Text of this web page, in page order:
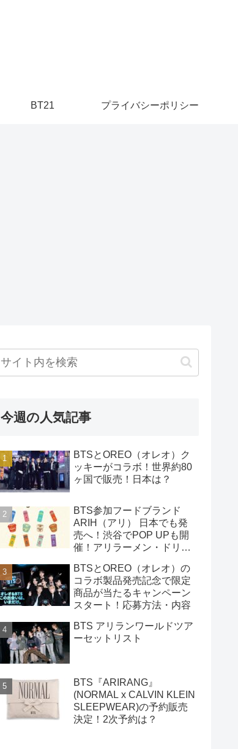
BT21 プライバシーポリシー
今週の人気記事
BTSとOREO（オレオ）ク
ッキーがコラボ！世界約80
ヶ国で販売！日本は？
BTS参加フードブランド
ARIH（アリ） 日本でも発
売へ！渋谷でPOP UPも開
催！アリラーメン・ドリン
BTSとOREO（オレオ）の
コラボ製品発売記念で限定
商品が当たるキャンペーン
スタート！応募方法・内容
BTS アリランワールドツア
ーセットリスト
BTS『ARIRANG』
(NORMAL x CALVIN KLEIN
SLEEPWEAR)の予約販売
決定！2次予約は？